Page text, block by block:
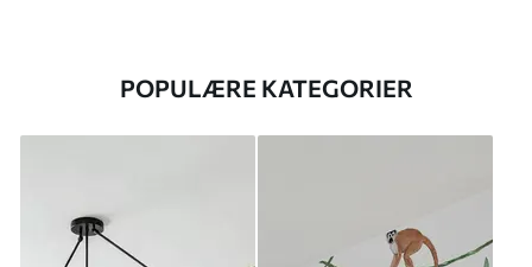
POPULÆRE KATEGORIER